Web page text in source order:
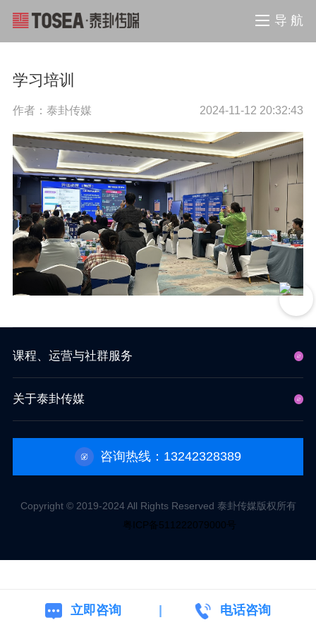
导 航
学习培训
作者：泰卦传媒 2024-11-12 20:32:43
课程、运营与社群服务
关于泰卦传媒
咨询热线：13242328389
Copyright © 2019-2024 All Rights Reserved 泰卦传媒版权所有
粤ICP备511222079000号
立即咨询 电话咨询